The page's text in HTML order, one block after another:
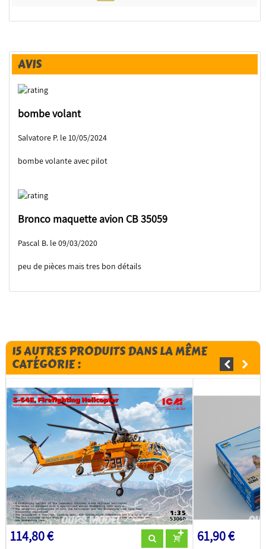
AVIS
bombe volant
Salvatore P. le 10/05/2024
bombe volante avec pilot
Bronco maquette avion CB 35059
Pascal B. le 09/03/2020
peu de pièces mais tres bon détails
15 AUTRES PRODUITS DANS LA MÊME
CATÉGORIE :
114,80 € 61,90 €